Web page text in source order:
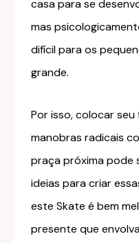
casa para se
mas
difícil para os
grande.
Por isso, colocar
manobras radicais
praça próxima pode
ideias para criar
este Skate é bem
presente que